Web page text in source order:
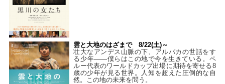
雲と大地のはざまで 8/22(土)～
壮大なアンデス山脈の下、アルパカの世話をす
る少年――僕らはこの地で今を生きている。ペ
ルー代表のワールドカップ出場に期待を寄せる8
歳の少年が見る世界。人知を超えた圧倒的な自
然。この地の未来を問う。